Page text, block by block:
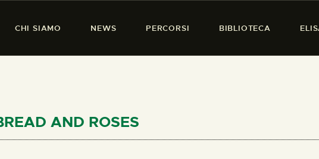
CHI SIAMO NEWS PERCORSI BIBLIOTECA
PRESENZA DONNA
PERCORSI
BIBLIOTECA
AND ROSES